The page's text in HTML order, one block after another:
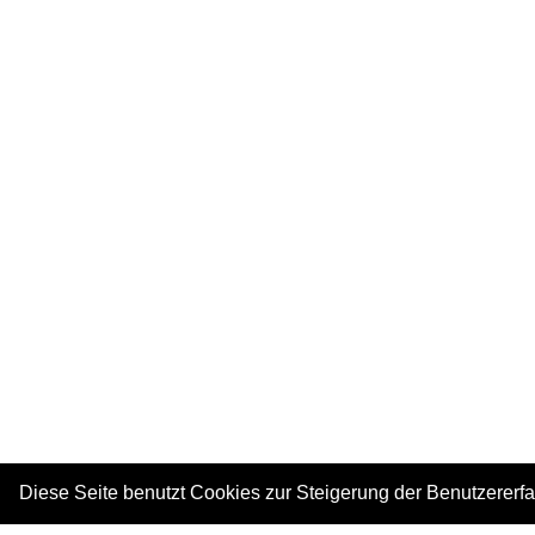
Diese Seite benutzt Cookies zur Steigerung der